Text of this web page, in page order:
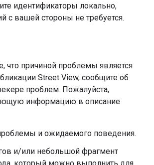
идентификаторы локально,
с вашей стороны не требуется.
что причиной проблемы является
Street View, сообщите об
проблем. Пожалуйста,
информацию в описание
и ожидаемого поведения.
и/или небольшой фрагмент